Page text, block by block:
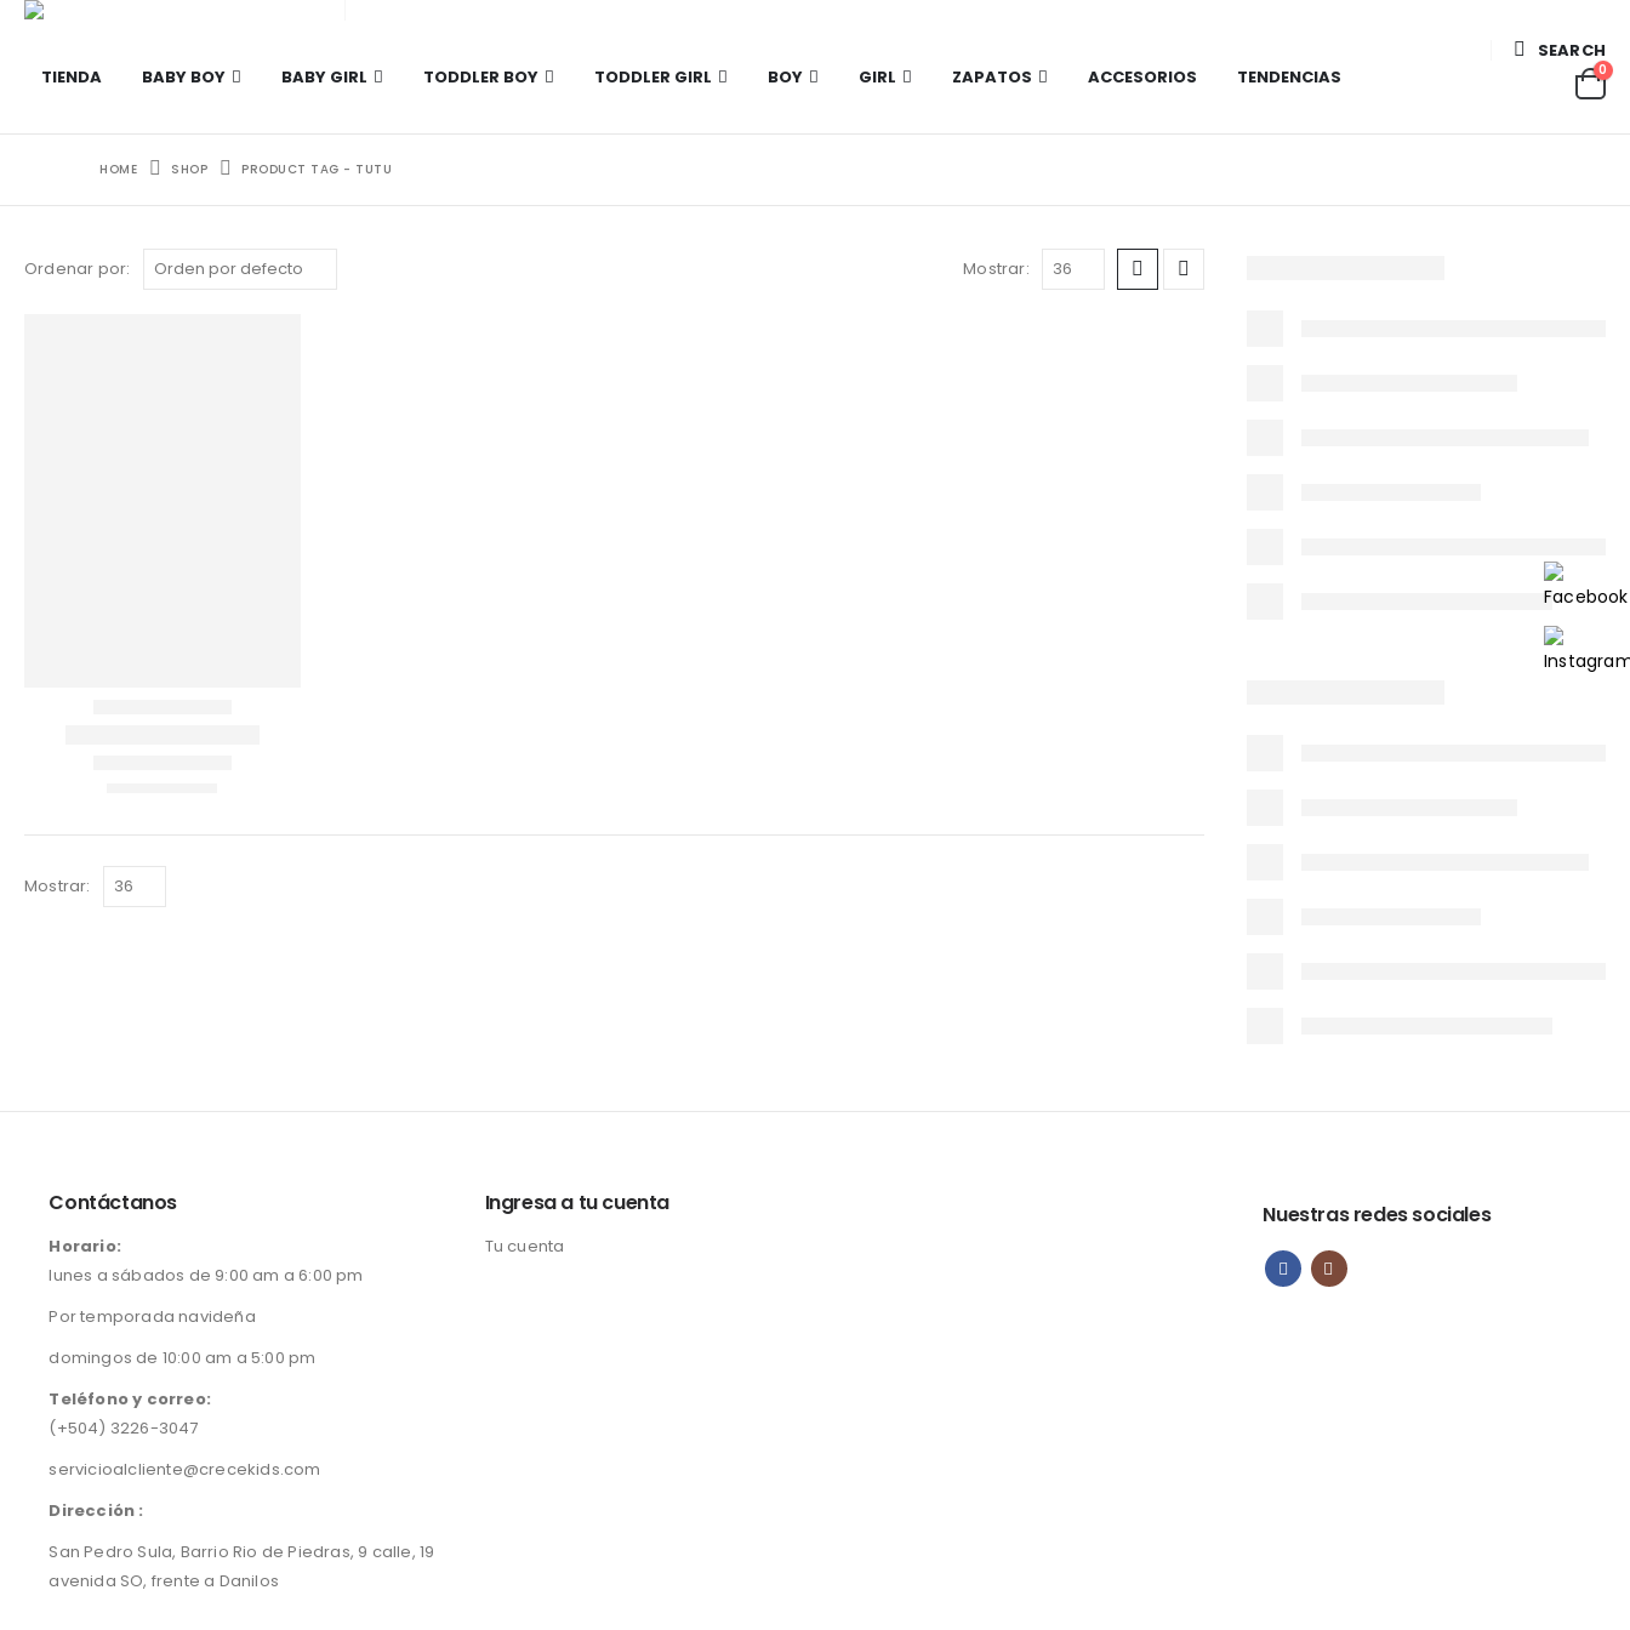
TIENDA BABY BOY BABY GIRL TODDLER BOY TODDLER GIRL BOY GIRL ZAPATOS ACCESORIOS TENDENCIAS
SEARCH
0
HOME SHOP PRODUCT TAG - TUTU
Ordenar por: Mostrar:
Mostrar:
Contáctanos
Horario:
lunes a sábados de 9:00 am a 6:00 pm
Por temporada navideña
domingos de 10:00 am a 5:00 pm
Teléfono y correo:
(+504) 3226-3047
servicioalcliente@crecekids.com
Dirección :
San Pedro Sula, Barrio Rio de Piedras, 9 calle, 19
avenida SO, frente a Danilos
Ingresa a tu cuenta
Tu cuenta
Nuestras redes sociales